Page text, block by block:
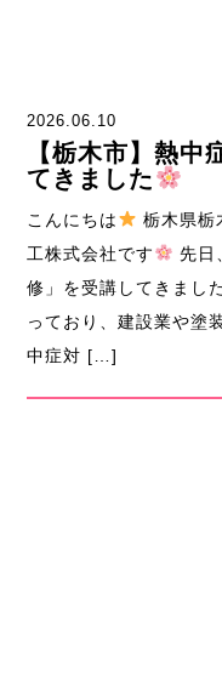
2026.06.10
【栃木市】熱中
てきました
こんにちは
栃木県栃
工株式会社です
先日
修」を受講してきまし
っており、建設業や塗
中症対 […]